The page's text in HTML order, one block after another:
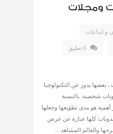
ومجلات
و ابداعات
0 تعليق
بعضها يدور عن التكنولوجيا
شخصية. بالنسبة
هو مدى تطويعها وجعلها
كلها عبارة عن عرض
والعالم المشاهد ...